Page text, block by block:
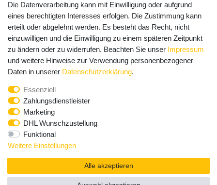
Newsletter Anmeldung - Keine Angebote
mehr verpassen!
E-MAIL **
Newsletter
Honig
Hiermit bestätige ich, dass ich dieDaten­schutz­erklärung
widerrufen.**
Abonnieren
** Hierbei handelt es sich um ein Pflichtfeld.
Die Datenverarbeitung kann mit Einwilligung oder aufgrund
eines berechtigten Interesses erfolgen. Die Zustimmung kann
erteilt oder abgelehnt werden. Es besteht das Recht, nicht
einzuwilligen und die Einwilligung zu einem späteren Zeitpunkt
zu ändern oder zu widerrufen. Beachten Sie unser Impressum
und weitere Hinweise zur Verwendung personenbezogener
Daten in unserer Daten­schutz­erklärung.
Essenziell
Zahlungsdienstleister
Marketing
DHL Wunschzustellung
Funktional
Weitere Einstellungen
Alle akzeptieren